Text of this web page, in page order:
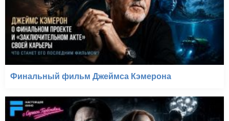
Финальный фильм Джеймса Кэмерона